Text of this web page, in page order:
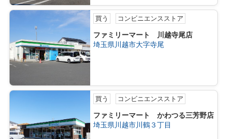
買う コンビニエンスストア
ファミリーマート 川越寺尾店
埼玉県川越市大字寺尾
買う コンビニエンスストア
ファミリーマート かわつる三芳野店
埼玉県川越市川鶴３丁目